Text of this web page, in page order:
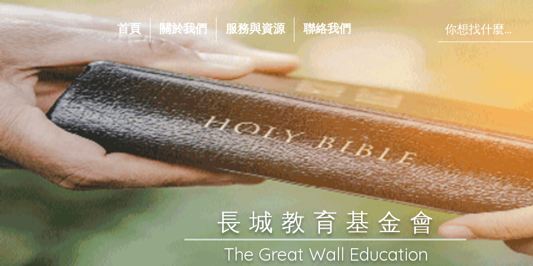
首頁 關於我們 服務與資源 聯絡我們
​長城教育基金會
​The Great Wall Education